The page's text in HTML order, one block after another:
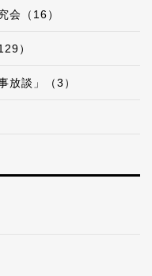
会（16）
）
放談」（3）